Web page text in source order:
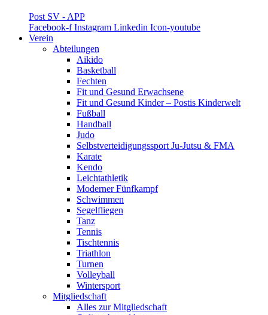
Post SV - APP
Facebook-f Instagram Linkedin Icon-youtube
Verein
Abteilungen
Aikido
Basketball
Fechten
Fit und Gesund Erwachsene
Fit und Gesund Kinder – Postis Kinderwelt
Fußball
Handball
Judo
Selbstverteidigungssport Ju-Jutsu & FMA
Karate
Kendo
Leichtathletik
Moderner Fünfkampf
Schwimmen
Segelfliegen
Tanz
Tennis
Tischtennis
Triathlon
Turnen
Volleyball
Wintersport
Mitgliedschaft
Alles zur Mitgliedschaft